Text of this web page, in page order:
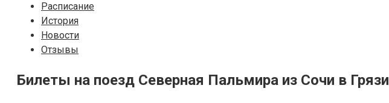
Расписание
История
Новости
Отзывы
Билеты на поезд Северная Пальмира из Сочи в Грязи